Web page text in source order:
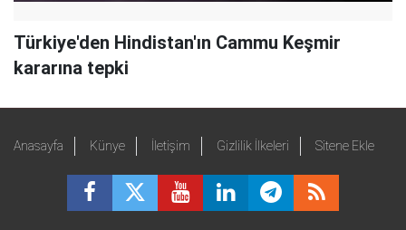
Türkiye'den Hindistan'ın Cammu Keşmir
kararına tepki
Anasayfa Künye İletişim Gizlilik İlkeleri Sitene Ekle